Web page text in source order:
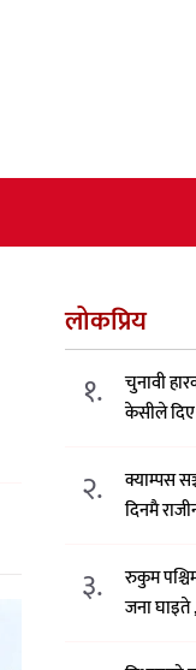
लोकप्रिय
१.
चुनावी
केसीले दिए
२.
क्याम्पस
दिनमै
३.
रुकुम
जना